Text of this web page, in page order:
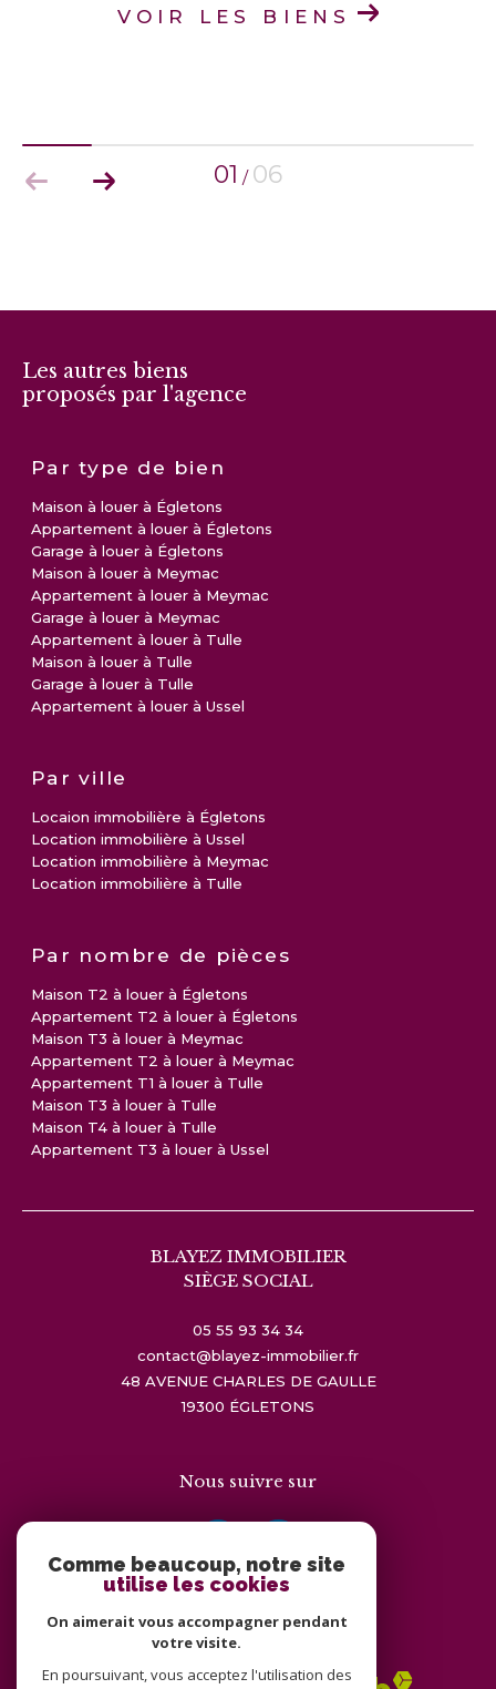
VOIR LES BIENS
01 / 06
Les autres biens
proposés par l'agence
Par type de bien
Maison à louer à Égletons
Appartement à louer à Égletons
Garage à louer à Égletons
Maison à louer à Meymac
Appartement à louer à Meymac
Garage à louer à Meymac
Appartement à louer à Tulle
Maison à louer à Tulle
Garage à louer à Tulle
Appartement à louer à Ussel
Par ville
Locaion immobilière à Égletons
Location immobilière à Ussel
Location immobilière à Meymac
Location immobilière à Tulle
Par nombre de pièces
Maison T2 à louer à Égletons
Appartement T2 à louer à Égletons
Maison T3 à louer à Meymac
Appartement T2 à louer à Meymac
Appartement T1 à louer à Tulle
Maison T3 à louer à Tulle
Maison T4 à louer à Tulle
Appartement T3 à louer à Ussel
BLAYEZ IMMOBILIER
SIÈGE SOCIAL
05 55 93 34 34
contact@blayez-immobilier.fr
48 AVENUE CHARLES DE GAULLE
19300
ÉGLETONS
Nous suivre sur
Adhérents
Comme beaucoup, notre site
utilise les cookies
On aimerait vous accompagner pendant
votre visite.
En poursuivant, vous acceptez l'utilisation des